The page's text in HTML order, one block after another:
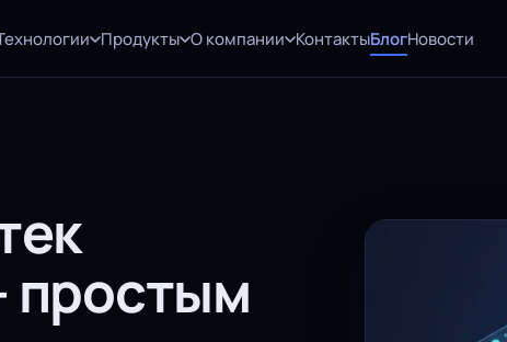
Продукты О компании КонтактыБлогНовости
простым